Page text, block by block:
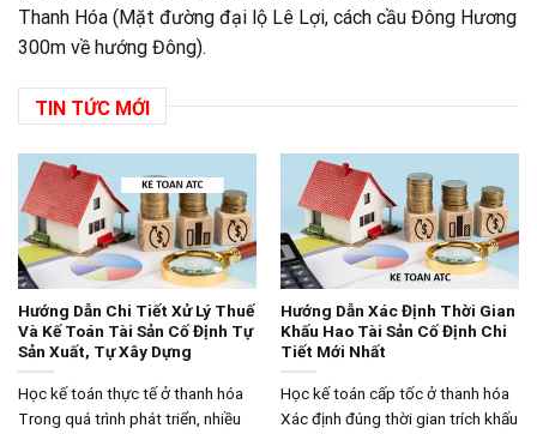
Thanh Hóa (Mặt đường đại lộ Lê Lợi, cách cầu Đông Hương
300m về hướng Đông).
TIN TỨC MỚI
Hướng Dẫn Chi Tiết Xử Lý Thuế
Và Kế Toán Tài Sản Cố Định Tự
Sản Xuất, Tự Xây Dựng
Học kế toán thực tế ở thanh hóa
Trong quá trình phát triển, nhiều
Hướng Dẫn Xác Định Thời Gian
Khấu Hao Tài Sản Cố Định Chi
Tiết Mới Nhất
Học kế toán cấp tốc ở thanh hóa
Xác định đúng thời gian trích khấu